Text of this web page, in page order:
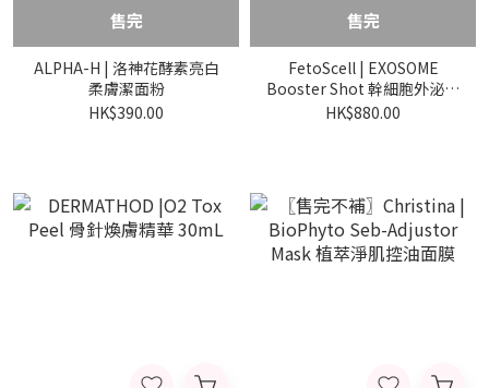
售完
ALPHA-H | 洛神花酵素亮白
柔膚潔面粉
HK$390.00
售完
FetoScell | EXOSOME
Booster Shot 幹細胞外泌體
精華
HK$880.00